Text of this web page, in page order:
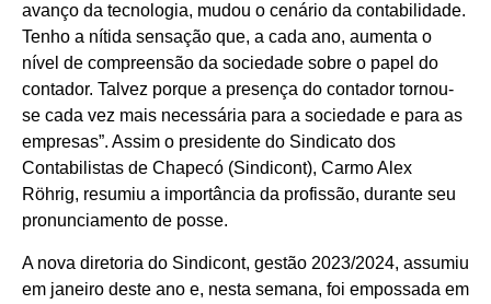
avanço da tecnologia, mudou o cenário da contabilidade.
Tenho a nítida sensação que, a cada ano, aumenta o
nível de compreensão da sociedade sobre o papel do
contador. Talvez porque a presença do contador tornou-
se cada vez mais necessária para a sociedade e para as
empresas”. Assim o presidente do Sindicato dos
Contabilistas de Chapecó (Sindicont), Carmo Alex
Röhrig, resumiu a importância da profissão, durante seu
pronunciamento de posse.
A nova diretoria do Sindicont, gestão 2023/2024, assumiu
em janeiro deste ano e, nesta semana, foi empossada em